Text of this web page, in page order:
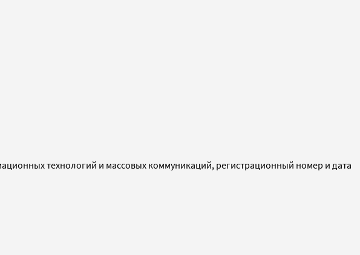
технологий и массовых коммуникаций, регистрационный номер и дата